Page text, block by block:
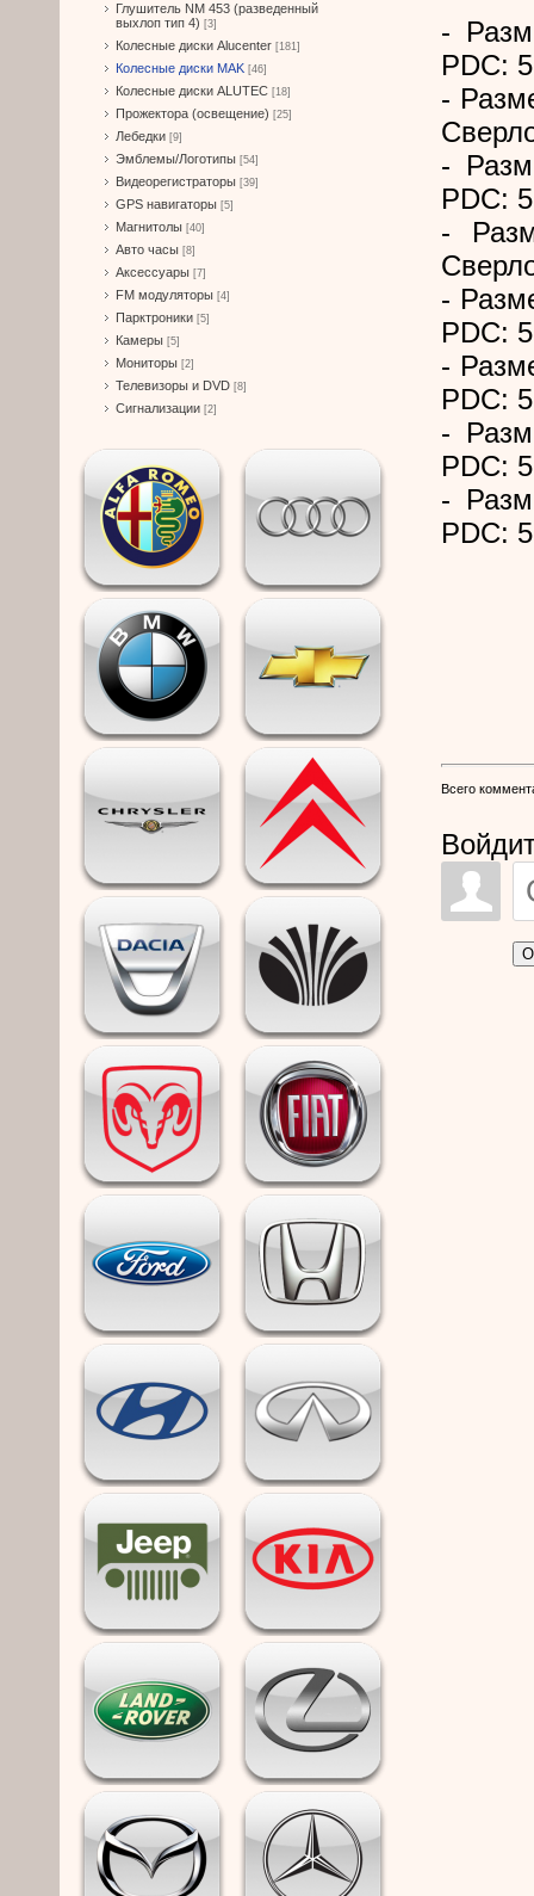
Глушитель NM 453 (разведенный
выхлоп тип 4) [3]
Колесные диски Alucenter [181]
Колесные диски MAK [46]
Колесные диски ALUTEC [18]
Прожектора (освещение) [25]
Лебедки [9]
Эмблемы/Логотипы [54]
Видеорегистраторы [39]
GPS навигаторы [5]
Магнитолы [40]
Авто часы [8]
Аксессуары [7]
FM модуляторы [4]
Парктроники [5]
Камеры [5]
Мониторы [2]
Телевизоры и DVD [8]
Сигнализации [2]
-
PDC:
-
-
PDC:
-
-
PDC:
-
PDC:
-
PDC:
-
PDC:
Всего